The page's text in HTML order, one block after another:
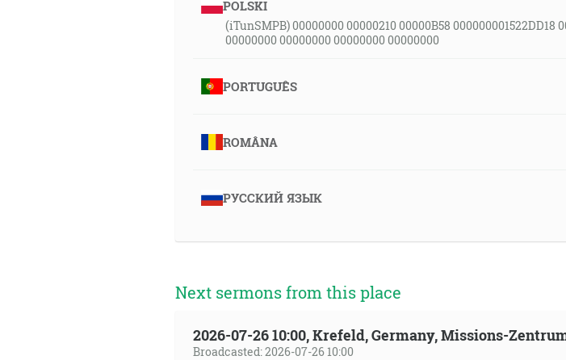
POLSKI
(iTunSMPB) 00000000 00000210 00000B58 000000001522DD18
00000000 00000000 00000000 00000000
PORTUGUÊS
ROMÂNA
РУССКИЙ ЯЗЫК
Next sermons from this place
2026-07-26 10:00, Krefeld, Germany, Missions-
Broadcasted: 2026-07-26 10:00